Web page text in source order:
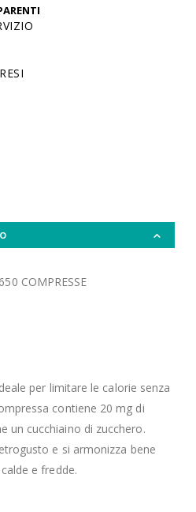
COMPRESSE
per limitare le calorie senza
contiene 20 mg di
un cucchiaino di zucchero.
e si armonizza bene
e fredde.